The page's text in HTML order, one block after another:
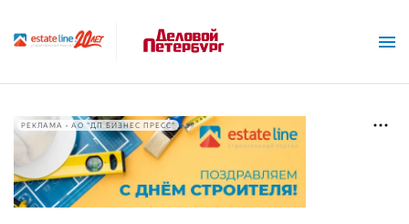
РЕКЛАМА • АО "ДП БИЗНЕС ПРЕСС"